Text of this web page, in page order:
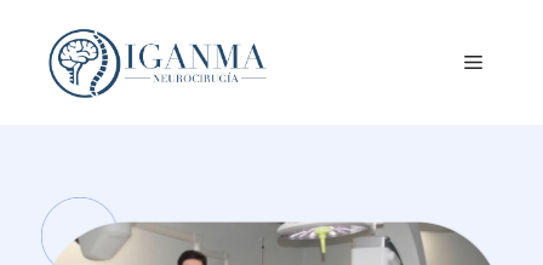
contenido
Menú